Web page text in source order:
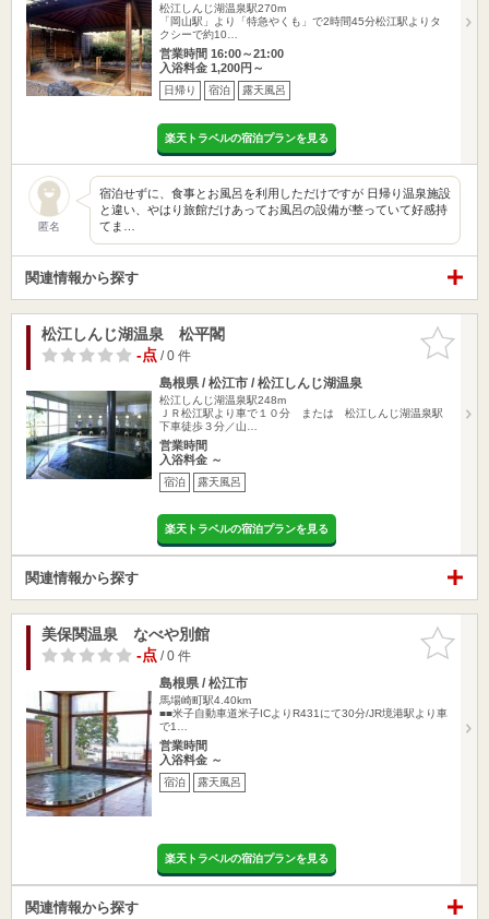
松江しんじ湖温泉駅270m
「岡山駅」より「特急やくも」で2時間45分松江駅よりタ
クシーで約10…
営業時間 16:00～21:00
入浴料金 1,200円～
日帰り 宿泊 露天風呂
楽天トラベルの宿泊プランを見る
匿名
宿泊せずに、食事とお風呂を利用しただけですが 日帰り温泉施設
と違い、やはり旅館だけあってお風呂の設備が整っていて好感持
てま…
関連情報から探す
お気に入
りに追加
松江しんじ湖温泉 松平閣
-点/ 0 件
島根県 / 松江市 / 松江しんじ湖温泉
松江しんじ湖温泉駅248m
ＪＲ松江駅より車で１０分 または 松江しんじ湖温泉駅
下車徒歩３分／山…
営業時間
入浴料金 ～
宿泊 露天風呂
楽天トラベルの宿泊プランを見る
関連情報から探す
お気に入
りに追加
美保関温泉 なべや別館
-点/ 0 件
島根県 / 松江市
馬場崎町駅4.40km
■■米子自動車道米子ICよりR431にて30分/JR境港駅より車
で1…
営業時間
入浴料金 ～
宿泊 露天風呂
楽天トラベルの宿泊プランを見る
関連情報から探す